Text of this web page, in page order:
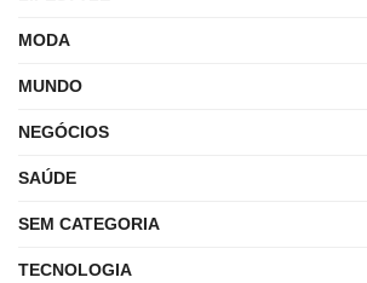
MODA
MUNDO
NEGÓCIOS
SAÚDE
SEM CATEGORIA
TECNOLOGIA